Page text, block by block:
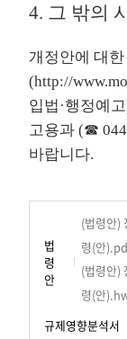
4. 그 밖의
개정안에 대
(http://
입법·행정예
고용과 (☎
바랍니다.
법
령
안
(법령안)
령(안
(법령안)
령(안
규제영향분석서